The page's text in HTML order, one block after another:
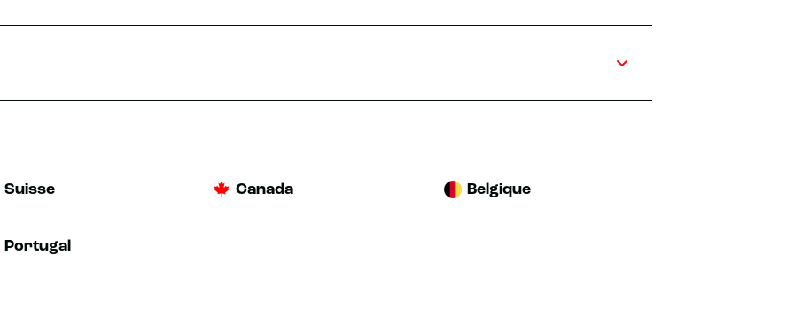
Suisse Canada Belgique
Portugal